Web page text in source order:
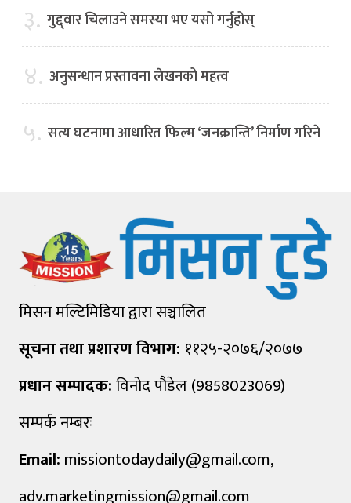
३. गुद्द्वार चिलाउने समस्या भए यसो गर्नुहोस्
४. अनुसन्धान प्रस्तावना लेखनको महत्व
५. सत्य घटनामा आधारित फिल्म ‘जनक्रान्ति’ निर्माण गरिने
मिसन मल्टिमिडिया द्वारा सञ्चालित
सूचना तथा प्रशारण विभाग: ११२५-२०७६/२०७७
प्रधान सम्पादक:विनोद पौडेल (9858023069)
सम्पर्क नम्बरः
Email: missiontodaydaily@gmail.com,
adv.marketingmission@gmail.com